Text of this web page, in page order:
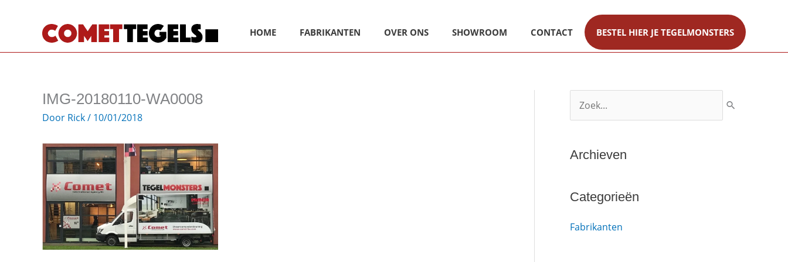
inhoud
HOME FABRIKANTEN OVER ONS SHOWROOM CONTACT BESTEL HIER JE TEGELMONSTERS
IMG-20180110-WA0008
Door Rick/ 10/01/2018
o
k
a
r
Archieven
Categorieën
Fabrikanten